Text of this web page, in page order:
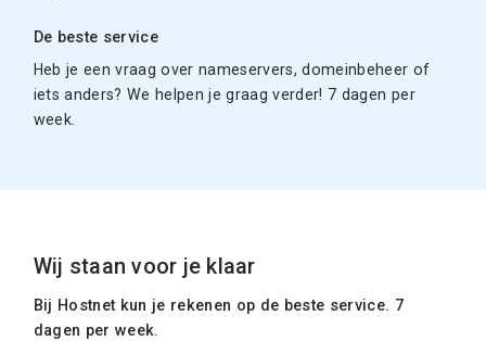
De beste service
Heb je een vraag over nameservers, domeinbeheer of
iets anders? We helpen je graag verder! 7 dagen per
week.
Wij staan voor je klaar
Bij Hostnet kun je rekenen op de beste service. 7
dagen per week.